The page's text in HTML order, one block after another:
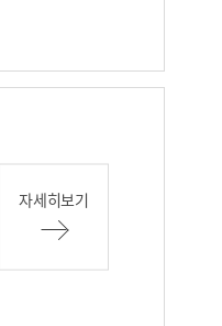
자세히보기